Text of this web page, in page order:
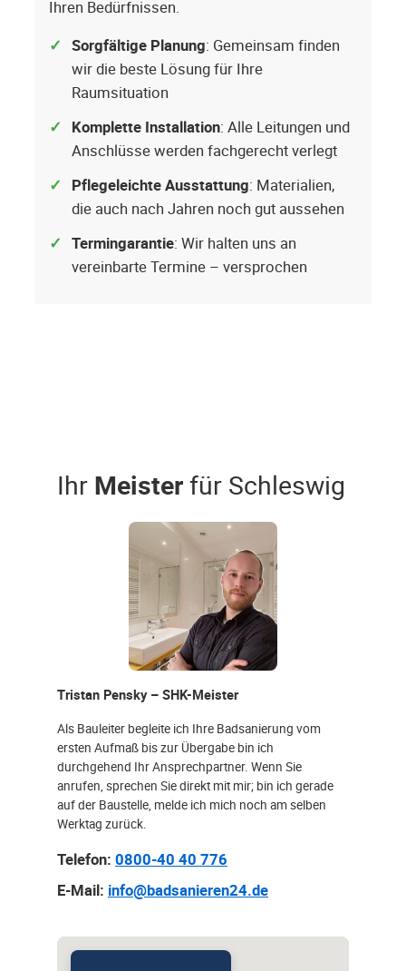
Ihren Bedürfnissen.
Sorgfältige Planung: Gemeinsam finden
wir die beste Lösung für Ihre
Raumsituation
Komplette Installation: Alle Leitungen und
Anschlüsse werden fachgerecht verlegt
Pflegeleichte Ausstattung: Materialien,
die auch nach Jahren noch gut aussehen
Termingarantie: Wir halten uns an
vereinbarte Termine – versprochen
Ihr Meisterfür Schleswig
Tristan Pensky – SHK-Meister
Als Bauleiter begleite ich Ihre Badsanierung vom
ersten Aufmaß bis zur Übergabe bin ich
durchgehend Ihr Ansprechpartner. Wenn Sie
anrufen, sprechen Sie direkt mit mir; bin ich gerade
auf der Baustelle, melde ich mich noch am selben
Werktag zurück.
Telefon: 0800-40 40 776
E-Mail: info@badsanieren24.de